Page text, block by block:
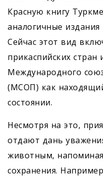
Красную книгу
аналогичные издания
Сейчас этот вид
прикаспийских стран
Международного
(МСОП) как
состоянии.
Несмотря на это,
отдают дань
животным,
сохранения.